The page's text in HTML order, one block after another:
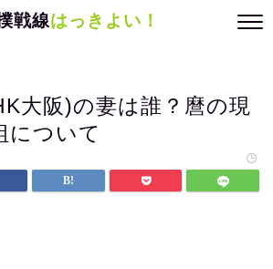
戦線はっきよい！
大阪)の妻は誰？麿の現
について